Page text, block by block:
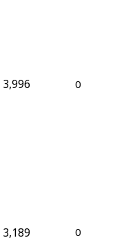
0
3,996
0
3,189